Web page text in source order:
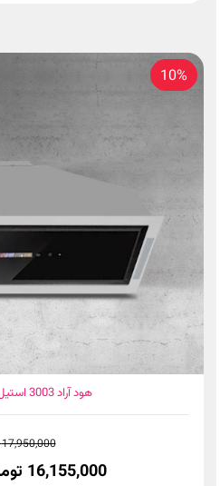
10%
هود آراد 3003 استیل مخفی میلان
17,950,000 تومان
16,155,000 تومان